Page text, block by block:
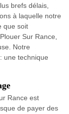
brefs délais,
à laquelle notre
que soit
Sur Rance,
Notre
une technique
Rance est
de payer des